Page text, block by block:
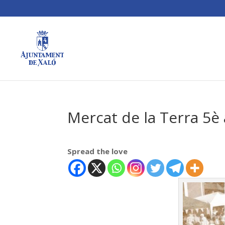
Mercat de la Terra
Spread the love